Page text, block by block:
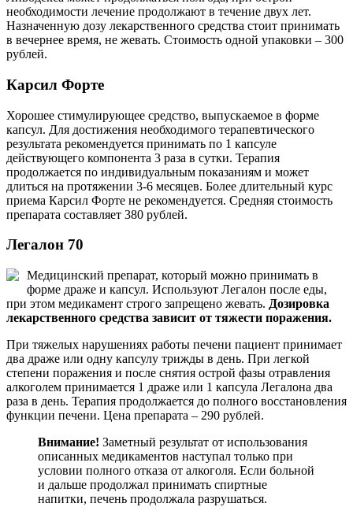
необходимости лечение продолжают в течение двух лет.
Назначенную дозу лекарственного средства стоит принимать
в вечернее время, не жевать. Стоимость одной упаковки – 300
рублей.
Карсил Форте
Хорошее стимулирующее средство, выпускаемое в форме
капсул. Для достижения необходимого терапевтического
результата рекомендуется принимать по 1 капсуле
действующего компонента 3 раза в сутки. Терапия
продолжается по индивидуальным показаниям и может
длиться на протяжении 3-6 месяцев. Более длительный курс
приема Карсил Форте не рекомендуется. Средняя стоимость
препарата составляет 380 рублей.
Легалон 70
Медицинский препарат, который можно принимать в
форме драже и капсул. Используют Легалон после еды,
при этом медикамент строго запрещено жевать. Дозировка
лекарственного средства зависит от тяжести поражения.
При тяжелых нарушениях работы печени пациент принимает
два драже или одну капсулу трижды в день. При легкой
степени поражения и после снятия острой фазы отравления
алкоголем принимается 1 драже или 1 капсула Легалона два
раза в день. Терапия продолжается до полного восстановления
функции печени. Цена препарата – 290 рублей.
Внимание! Заметный результат от использования
описанных медикаментов наступал только при
условии полного отказа от алкоголя. Если больной
и дальше продолжал принимать спиртные
напитки, печень продолжала разрушаться.